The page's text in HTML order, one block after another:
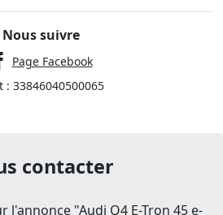
Nous suivre
Page Facebook
: 33846040500065
contacter
l'annonce "Audi Q4 E-Tron 45 e-